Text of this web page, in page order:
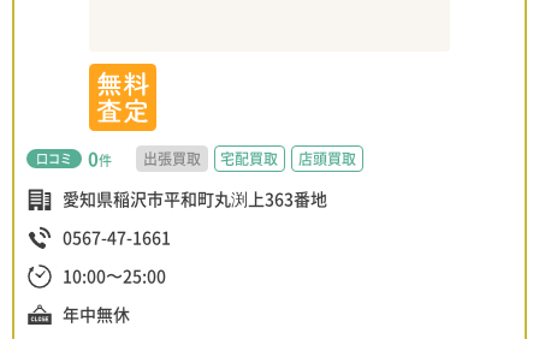
口コミ 0件 出張買取 宅配買取 店頭買取
愛知県稲沢市平和町丸渕上363番地
0567-47-1661
10:00〜25:00
年中無休